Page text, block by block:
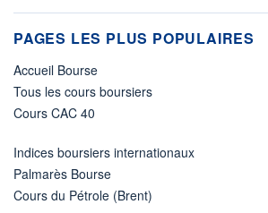
PAGES LES PLUS POPULAIRES
Accueil Bourse
Tous les cours boursiers
Cours CAC 40
Indices boursiers internationaux
Palmarès Bourse
Cours du Pétrole (Brent)